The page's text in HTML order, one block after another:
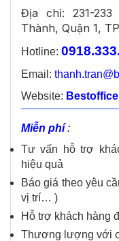
Địa chỉ: 231-
Thành, Quận 1,
Hotline:
Email:
Website:
Miễn phí:
Tư vấn hỗ trợ
hiệu quả
Báo giá theo yêu
vị trí… )
Hỗ trợ khách hàng
Thương lượng với